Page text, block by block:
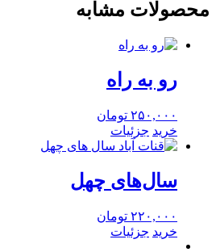
محصولات مشابه
رو به راه
۲۵۰,۰۰۰ تومان
خرید جزئیات
سال‌های چهل
۲۲۰,۰۰۰ تومان
خرید جزئیات